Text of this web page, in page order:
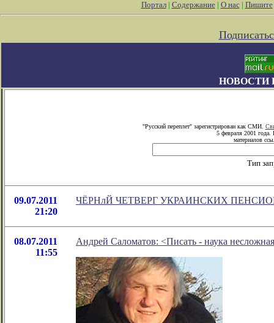
Портал| Содержание| О нас| Пишите
НОВОСТИ
"Русский переплет" зарегистрирован как СМИ.
5 февраля 2001 года.
материалов
Тип
09.07.2011
21:20
ЧЁРНлЙ ЧЕТВЕРГ УКРАИНСКИХ
08.07.2011
11:55
Андрей Саломатов: <Писать - наука